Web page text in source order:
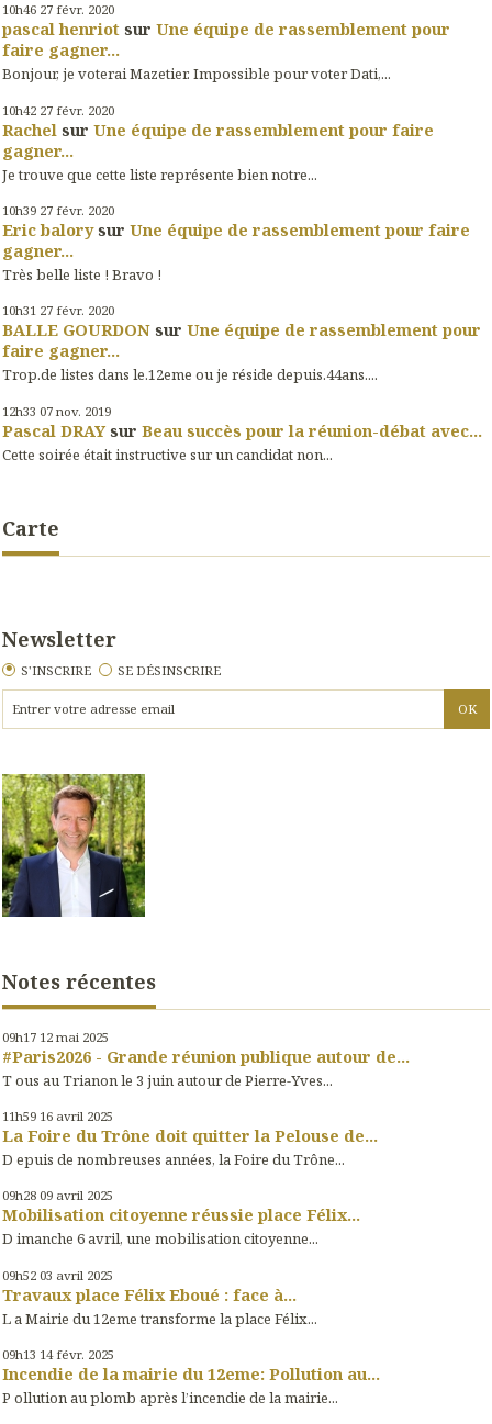
10h46 27 févr. 2020
pascal henriot sur Une équipe de rassemblement pour
faire gagner...
Bonjour, je voterai Mazetier. Impossible pour voter Dati,...
10h42 27 févr. 2020
Rachel sur Une équipe de rassemblement pour faire
gagner...
Je trouve que cette liste représente bien notre...
10h39 27 févr. 2020
Eric balorysur Une équipe de rassemblement pour faire
gagner...
Très belle liste ! Bravo !
10h31 27 févr. 2020
BALLE GOURDON sur Une équipe de rassemblement pour
faire gagner...
Trop.de listes dans le.12eme ou je réside depuis.44ans....
12h33 07 nov. 2019
Pascal DRAYsur Beau succès pour la réunion-débat avec...
Cette soirée était instructive sur un candidat non...
Carte
Newsletter
S'INSCRIRE SE DÉSINSCRIRE
Notes récentes
09h17 12 mai 2025
#Paris2026 - Grande réunion publique autour de...
T ous au Trianon le 3 juin autour de Pierre-Yves...
11h59 16 avril 2025
La Foire du Trône doit quitter la Pelouse de...
D epuis de nombreuses années, la Foire du Trône...
09h28 09 avril 2025
Mobilisation citoyenne réussie place Félix...
D imanche 6 avril, une mobilisation citoyenne...
09h52 03 avril 2025
Travaux place Félix Eboué : face à...
L a Mairie du 12eme transforme la place Félix...
09h13 14 févr. 2025
Incendie de la mairie du 12eme: Pollution au...
P ollution au plomb après l’incendie de la mairie...